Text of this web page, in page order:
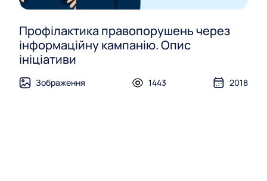
Профілактика правопорушень через
інформаційну кампанію. Опис
ініціативи
Зображення 1443 2018